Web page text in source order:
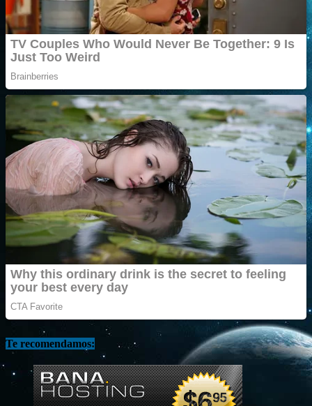
Te recomendamos: